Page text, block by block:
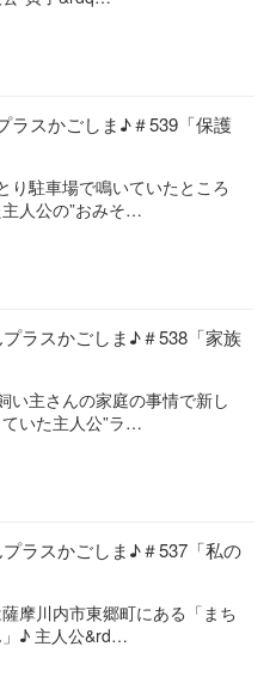
スかごしま♪＃539「保護
駐車場で鳴いていたところ
人公の”おみそ…
ラスかごしま♪＃538「家族
主さんの家庭の事情で新し
いた主人公”ラ…
ラスかごしま♪＃537「私の
摩川内市東郷町にある「まち
♪ 主人公&rd…